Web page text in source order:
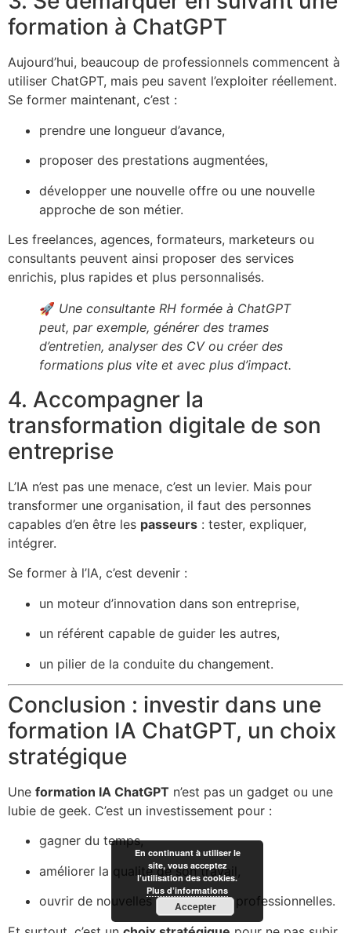
formation à ChatGPT
Aujourd’hui, beaucoup de professionnels commencent à
utiliser ChatGPT, mais peu savent l’exploiter réellement.
Se former maintenant, c’est :
prendre une longueur d’avance,
proposer des prestations augmentées,
développer une nouvelle offre ou une nouvelle
approche de son métier.
Les freelances, agences, formateurs, marketeurs ou
consultants peuvent ainsi proposer des services
enrichis, plus rapides et plus personnalisés.
🚀 Une consultante RH formée à ChatGPT
peut, par exemple, générer des trames
d’entretien, analyser des CV ou créer des
formations plus vite et avec plus d’impact.
4. Accompagner la
transformation digitale de son
entreprise
L’IA n’est pas une menace, c’est un levier. Mais pour
transformer une organisation, il faut des personnes
capables d’en être les passeurs : tester, expliquer,
intégrer.
Se former à l’IA, c’est devenir :
un moteur d’innovation dans son entreprise,
un référent capable de guider les autres,
un pilier de la conduite du changement.
Conclusion : investir dans une
formation IA ChatGPT, un choix
stratégique
Une formation IA ChatGPT n’est pas un gadget ou une
lubie de geek. C’est un investissement pour :
gagner du temps,
améliorer la qualité de son travail,
ouvrir de nouvelles perspectives professionnelles.
En continuant à utiliser le
site, vous acceptez
l’utilisation des cookies.
Plus d’informations
Accepter